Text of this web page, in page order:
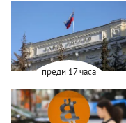
преди 17 часа